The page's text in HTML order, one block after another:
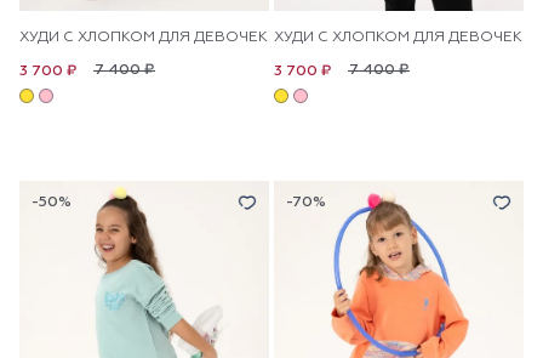
ХУДИ С ХЛОПКОМ ДЛЯ ДЕВОЧЕК
7 400 ₽
3 700 ₽
ХУДИ С ХЛОПКОМ ДЛЯ ДЕВОЧЕК
7 400 ₽
3 700 ₽
-50% -70%